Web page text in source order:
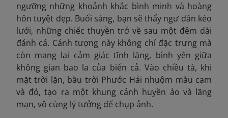
ngưỡng những khoảnh khắc bình minh và hoàng
hôn tuyệt đẹp. Buổi sáng, bạn sẽ thấy ngư dân kéo
lưới, những chiếc thuyền trở về sau một đêm dài
đánh cá. Cảnh tượng này không chỉ đặc trưng mà
còn mang lại cảm giác tĩnh lặng, bình yên giữa
không gian bao la của biển cả. Vào chiều tà, khi
mặt trời lặn, bầu trời Phước Hải nhuộm màu cam
và đỏ, tạo ra một khung cảnh huyền ảo và lãng
mạn, vô cùng lý tưởng để chụp ảnh.